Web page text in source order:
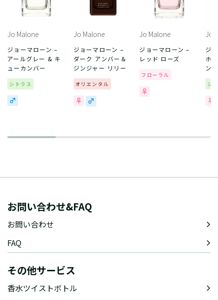
Jo Malone
ジョーマローン –
アールグレー & キ
ューカンバー
シトラス
Jo Malone
ジョーマローン –
ダーク アンバー＆
ジンジャー リリー
オリエンタル
Jo Malone
ジョーマローン –
レッド ローズ
フローラル
Jo
ジ
ホ
ン
シ
お問い合わせ&FAQ
お問い合わせ
FAQ
その他サービス
香水ツイストボトル